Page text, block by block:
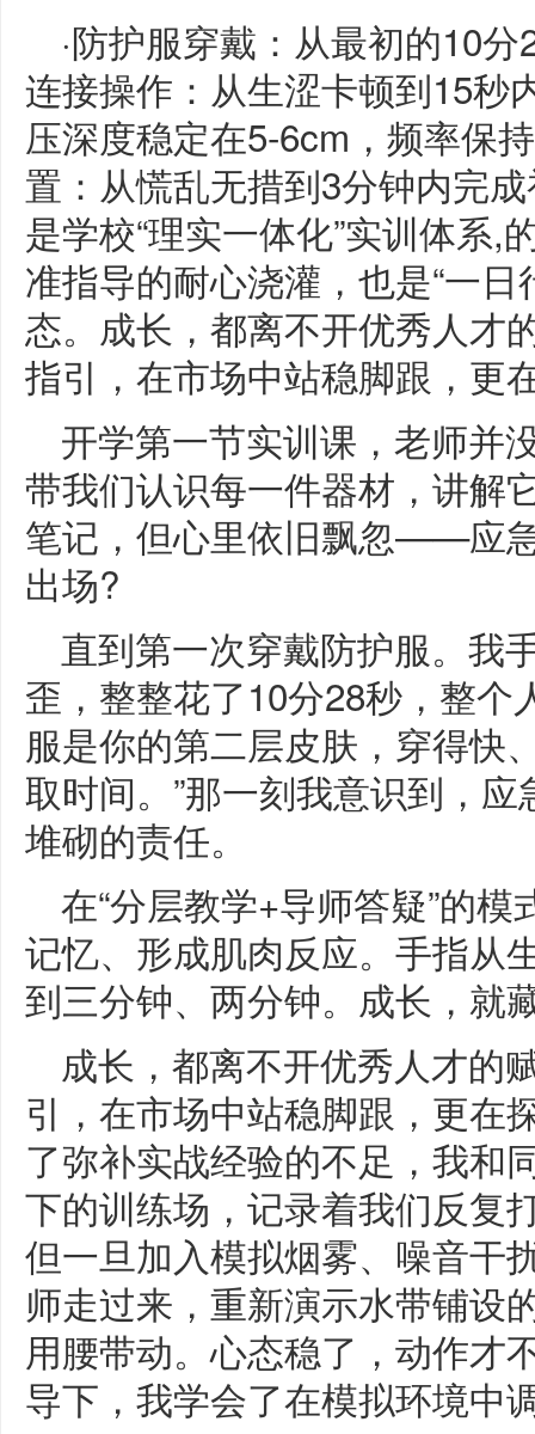
·防护服穿戴：从最初的10
连接操作：从生涩卡顿到15秒
压深度稳定在5-6cm，频率保
置：从慌乱无措到3分钟内完
是学校“理实一体化”实训体系,
准指导的耐心浇灌，也是“一
态。成长，都离不开优秀人才
指引，在市场中站稳脚跟，更
开学第一节实训课，老师并
带我们认识每一件器材，讲解
笔记，但心里依旧飘忽——应
出场?
直到第一次穿戴防护服。我
歪，整整花了10分28秒，整个
服是你的第二层皮肤，穿得快
取时间。”那一刻我意识到，
堆砌的责任。
在“分层教学+导师答疑”的
记忆、形成肌肉反应。手指从
到三分钟、两分钟。成长，就
成长，都离不开优秀人才的
引，在市场中站稳脚跟，更在
了弥补实战经验的不足，我和
下的训练场，记录着我们反复
但一旦加入模拟烟雾、噪音干
师走过来，重新演示水带铺设
用腰带动。心态稳了，动作才
导下，我学会了在模拟环境中